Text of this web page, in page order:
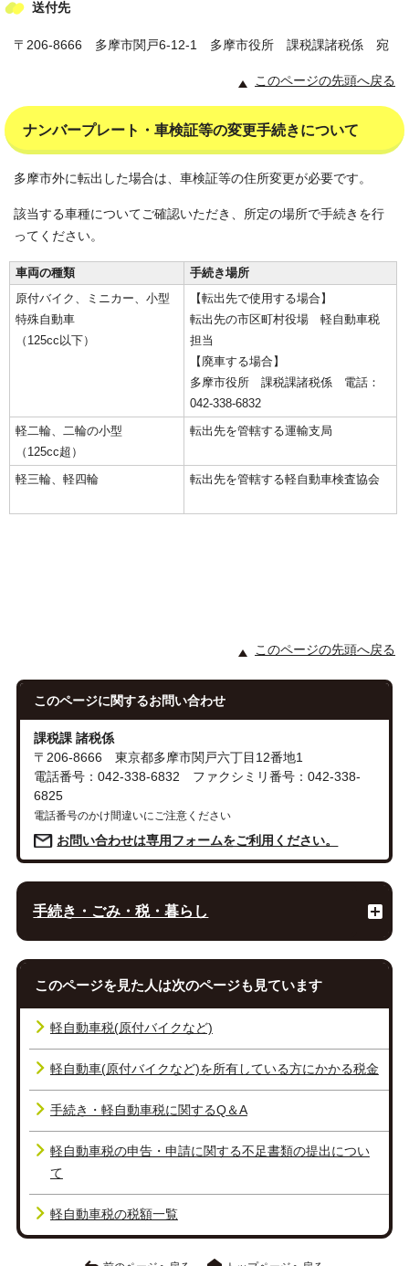
送付先
〒206-8666 多摩市関戸6-12-1 多摩市役所 課税課諸税係 宛
このページの先頭へ戻る
ナンバープレート・車検証等の変更手続きについて
多摩市外に転出した場合は、車検証等の住所変更が必要です。
該当する車種についてご確認いただき、所定の場所で手続きを行
ってください。
車両の種類
手続き場所
原付バイク、ミニカー、小型
特殊自動車
（125cc以下）
【転出先で使用する場合】
転出先の市区町村役場 軽自動車税
担当
【廃車する場合】
多摩市役所 課税課諸税係 電話：
042-338-6832
軽二輪、二輪の小型
（125cc超）
転出先を管轄する運輸支局
軽三輪、軽四輪 転出先を管轄する軽自動車検査協会
このページの先頭へ戻る
このページに関するお問い合わせ
課税課 諸税係
〒206-8666 東京都多摩市関戸六丁目12番地1
電話番号：042-338-6832 ファクシミリ番号：042-338-
6825
電話番号のかけ間違いにご注意ください
お問い合わせは専用フォームをご利用ください。
手続き・ごみ・税・暮らし
このページを見た人は次のページも見ています
軽自動車税(原付バイクなど)
軽自動車(原付バイクなど)を所有している方にかかる税金
手続き・軽自動車税に関するQ＆A
軽自動車税の申告・申請に関する不足書類の提出につい
て
軽自動車税の税額一覧